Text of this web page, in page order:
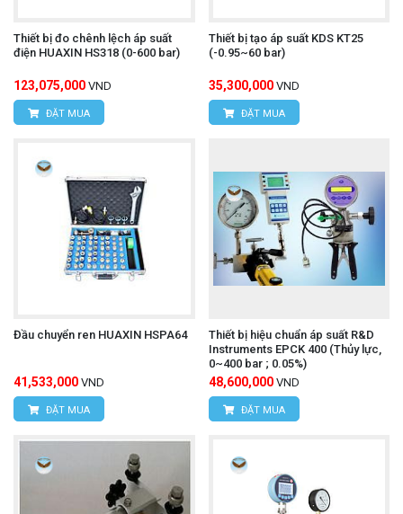
Thiết bị đo chênh lệch áp suất
điện HUAXIN HS318 (0-600 bar)
123,075,000 VND
ĐẶT MUA
Thiết bị tạo áp suất KDS KT25
(-0.95~60 bar)
35,300,000 VND
ĐẶT MUA
Đầu chuyển ren HUAXIN HSPA64
41,533,000 VND
ĐẶT MUA
Thiết bị hiệu chuẩn áp suất R&D
Instruments EPCK 400 (Thủy lực,
0~400 bar ; 0.05%)
48,600,000 VND
ĐẶT MUA